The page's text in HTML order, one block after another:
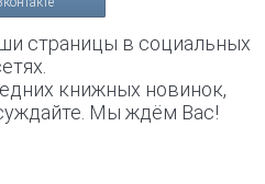
страницы в социальных
книжных новинок,
Мы ждём Вас!